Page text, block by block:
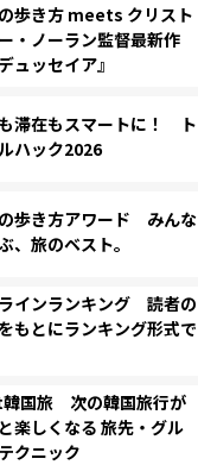
歩き方 meets クリスト
・ノーラン監督最新作
ュッセイア』
滞在もスマートに！ ト
ハック2026
歩き方アワード みんな
、旅のベスト。
インランキング 読者の
もとにランキング形式で
国旅 次の韓国旅行が
楽しくなる 旅先・グル
クニック